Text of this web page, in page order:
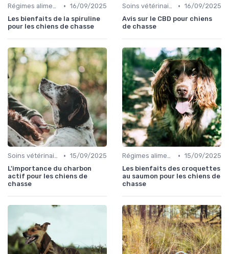
Régimes alimentaires spécifiques • 16/09/2025
Les bienfaits de la spiruline
pour les chiens de chasse
Soins vétérinaires pour chiens de chasse • 16/09/2025
Avis sur le CBD pour chiens
de chasse
Soins vétérinaires pour chiens de chasse • 15/09/2025
L'importance du charbon
actif pour les chiens de
chasse
Régimes alimentaires spécifiques • 15/09/2025
Les bienfaits des croquettes
au saumon pour les chiens de
chasse